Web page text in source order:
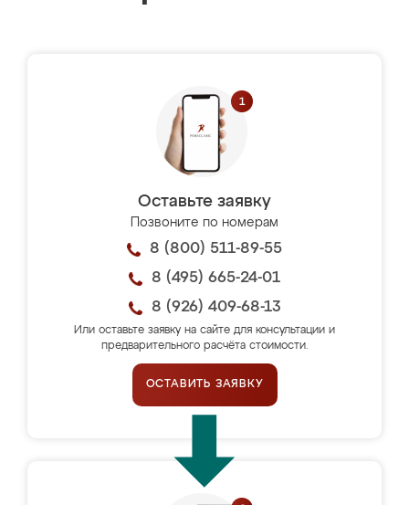
Оставьте заявку
Позвоните по номерам
8 (800) 511-89-55
8 (495) 665-24-01
8 (926) 409-68-13
Или оставьте заявку на сайте для консультации и
предварительного расчёта стоимости.
ОСТАВИТЬ ЗАЯВКУ